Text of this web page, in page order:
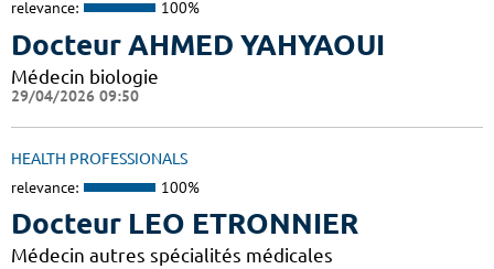
relevance: 100%
Docteur AHMED YAHYAOUI
Médecin biologie
29/04/2026 09:50
HEALTH PROFESSIONALS
relevance: 100%
Docteur LEO ETRONNIER
Médecin autres spécialités médicales